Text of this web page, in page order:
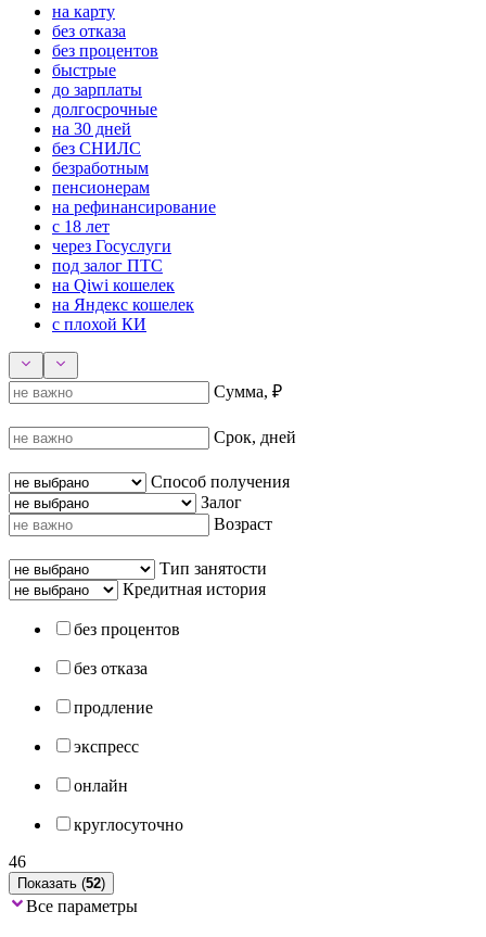
на карту
без отказа
без процентов
быстрые
до зарплаты
долгосрочные
на 30 дней
без СНИЛС
безработным
пенсионерам
на рефинансирование
с 18 лет
через Госуслуги
под залог ПТС
на Qiwi кошелек
на Яндекс кошелек
с плохой КИ
Сумма, ₽
Срок, дней
Способ получения
Залог
Возраст
Тип занятости
Кредитная история
без процентов
без отказа
продление
экспресс
онлайн
круглосуточно
46
Показать (52)
Все параметры